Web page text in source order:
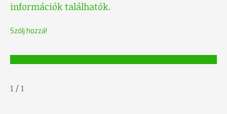
információk találhatók.
Szólj hozzá!
1 / 1